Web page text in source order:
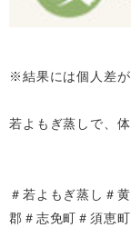
※結果には個人差が
若よもぎ蒸しで、
＃若よもぎ蒸し＃
郡＃志免町＃須恵